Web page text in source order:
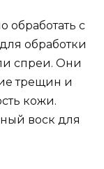
обработать с
обработки
спреи. Они
трещин и
кожи.
воск для